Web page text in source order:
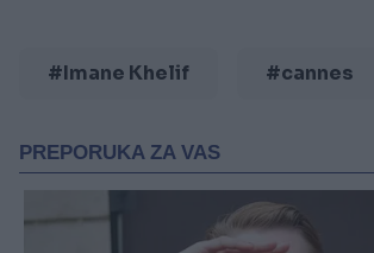
#Imane Khelif #cannes